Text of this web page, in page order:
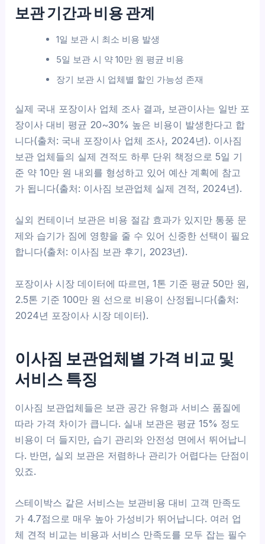
보관 기간과 비용 관계
1일 보관 시 최소 비용 발생
5일 보관 시 약 10만 원 평균 비용
장기 보관 시 업체별 할인 가능성 존재
실제 국내 포장이사 업체 조사 결과, 보관이사는 일반 포
장이사 대비 평균 20~30% 높은 비용이 발생한다고 합
니다(출처: 국내 포장이사 업체 조사, 2024년). 이사짐
보관 업체들의 실제 견적도 하루 단위 책정으로 5일 기
준 약 10만 원 내외를 형성하고 있어 예산 계획에 참고
가 됩니다(출처: 이사짐 보관업체 실제 견적, 2024년).
실외 컨테이너 보관은 비용 절감 효과가 있지만 통풍 문
제와 습기가 짐에 영향을 줄 수 있어 신중한 선택이 필요
합니다(출처: 이사짐 보관 후기, 2023년).
포장이사 시장 데이터에 따르면, 1톤 기준 평균 50만 원,
2.5톤 기준 100만 원 선으로 비용이 산정됩니다(출처:
2024년 포장이사 시장 데이터).
이사짐 보관업체별 가격 비교 및
서비스 특징
이사짐 보관업체들은 보관 공간 유형과 서비스 품질에
따라 가격 차이가 큽니다. 실내 보관은 평균 15% 정도
비용이 더 들지만, 습기 관리와 안전성 면에서 뛰어납니
다. 반면, 실외 보관은 저렴하나 관리가 어렵다는 단점이
있죠.
스테이박스 같은 서비스는 보관비용 대비 고객 만족도
가 4.7점으로 매우 높아 가성비가 뛰어납니다. 여러 업
체 견적 비교는 비용과 서비스 만족도를 모두 잡는 필수